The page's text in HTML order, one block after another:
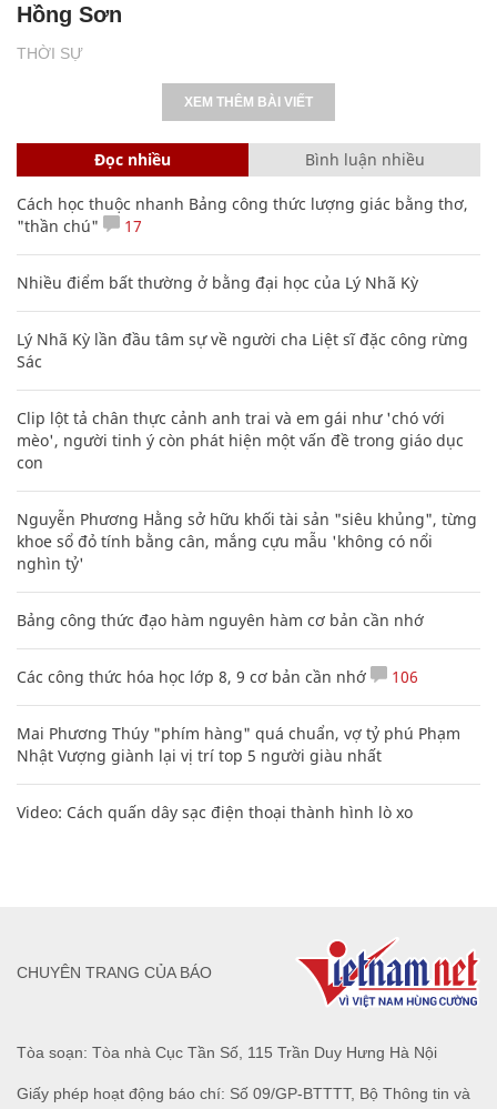
THỜI SỰ
Hồng Sơn
XEM THÊM BÀI VIẾT
Đọc nhiều Bình luận nhiều
Cách học thuộc nhanh Bảng công thức lượng giác bằng thơ,
"thần chú"
17
Nhiều điểm bất thường ở bằng đại học của Lý Nhã Kỳ
Lý Nhã Kỳ lần đầu tâm sự về người cha Liệt sĩ đặc công rừng
Sác
Clip lột tả chân thực cảnh anh trai và em gái như 'chó với
mèo', người tinh ý còn phát hiện một vấn đề trong giáo dục
con
Nguyễn Phương Hằng sở hữu khối tài sản "siêu khủng", từng
khoe sổ đỏ tính bằng cân, mắng cựu mẫu 'không có nổi
nghìn tỷ'
Bảng công thức đạo hàm nguyên hàm cơ bản cần nhớ
Các công thức hóa học lớp 8, 9 cơ bản cần nhớ 106
Mai Phương Thúy "phím hàng" quá chuẩn, vợ tỷ phú Phạm
Nhật Vượng giành lại vị trí top 5 người giàu nhất
Video: Cách quấn dây sạc điện thoại thành hình lò xo
Tòa soạn: Tòa nhà Cục Tần Số, 115 Trần Duy Hưng Hà Nội
Giấy phép hoạt động báo chí: Số 09/GP-BTTTT, Bộ Thông tin và
CHUYÊN TRANG CỦA BÁO